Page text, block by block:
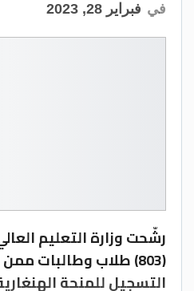
في فبراير 28, 2023
رشّحت وزارة التعليم
(803) طلاب وطالبات
التسجيل للمنحة